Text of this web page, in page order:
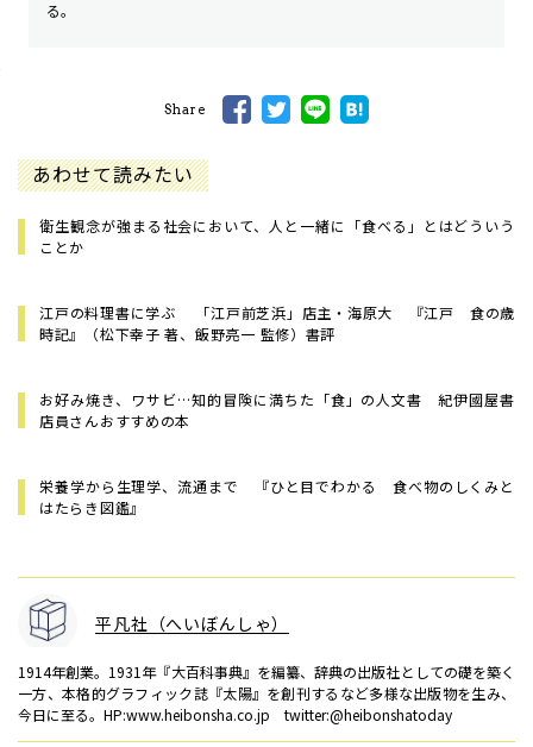
る。
Share
あわせて読みたい
衛生観念が強まる社会において、人と一緒に「食べる」とはどういう
ことか
江戸の料理書に学ぶ 「江戸前芝浜」店主・海原大 ――『江戸 食の歳
時記』（松下幸子 著、飯野亮一 監修）書評
お好み焼き、ワサビ…知的冒険に満ちた「食」の人文書 紀伊國屋書
店員さんおすすめの本
栄養学から生理学、流通まで 『ひと目でわかる 食べ物のしくみと
はたらき図鑑』
平凡社（へいぼんしゃ）
1914年創業。1931年『大百科事典』を編纂、辞典の出版社としての礎を築く
一方、本格的グラフィック誌『太陽』を創刊するなど多様な出版物を生み、
今日に至る。HP:www.heibonsha.co.jp twitter:@heibonshatoday